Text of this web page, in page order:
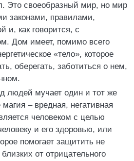
Это своеобразный мир, но мир
законами, правилами,
и, как говорится, с
Дом имеет, помимо всего
«тело», которое
оберегать, заботиться о нем,
людей мучает один и тот же
– вредная, негативная
человеком с целью
и его здоровью, или
помогает защитить не
от отрицательного